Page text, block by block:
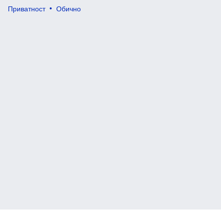
Приватност
Обично